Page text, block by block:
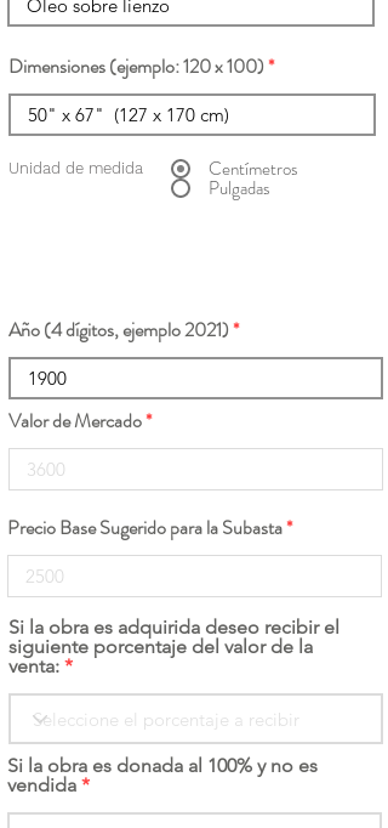
Dimensiones (ejemplo: 120 x 100)
Unidad de medida Centímetros
Pulgadas
Año (4 dígitos, ejemplo 2021)
Valor de Mercado
Precio Base Sugerido para la Subasta
Si la obra es adquirida deseo recibir el
siguiente porcentaje del valor de la
venta:
Si la obra es donada al 100% y no es
vendida